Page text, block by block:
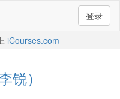
登录
iCourses.com
锐）